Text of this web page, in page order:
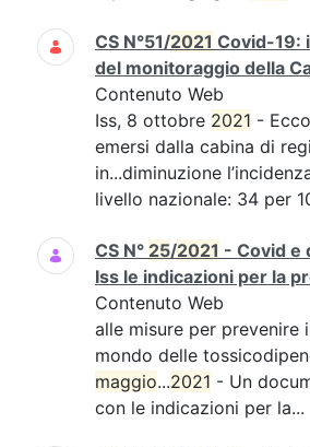
CS N°51/2021 Covid-19:
del monitoraggio della
Contenuto Web
Iss, 8 ottobre 2021 -
emersi dalla cabina di
in...diminuzione
livello nazionale: 34 per
CS N° 25/2021 - Covid e
Iss le indicazioni per la
Contenuto Web
alle misure per prevenire
mondo delle
maggio...2021 - Un
con le indicazioni per la...